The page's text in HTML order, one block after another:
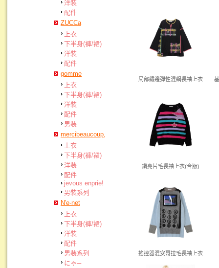
洋裝
配件
ZUCCa
上衣
下半身(褲/裙)
洋裝
配件
gomme
上衣
下半身(褲/裙)
洋裝
配件
男裝
mercibeaucoup,
上衣
下半身(褲/裙)
洋裝
配件
jevous enprie!
男裝系列
N'e-net
上衣
下半身(褲/裙)
洋裝
配件
男裝系列
にゃ─
局部繡邊彈性混絹長袖上衣
鑽亮片毛長袖上衣(合版)
搖控器混安哥拉毛長袖上衣